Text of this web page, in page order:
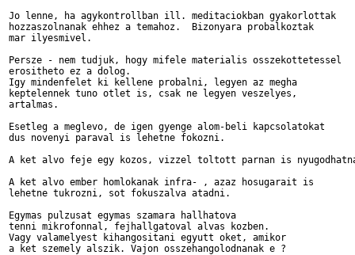
Jo lenne, ha agykontrollban ill. meditaciokban gyakorlottak
hozzaszolnanak ehhez a temahoz.  Bizonyara probalkoztak
mar ilyesmivel.
Persze - nem tudjuk, hogy mifele materialis osszekottetessel
erositheto ez a dolog.
Igy mindenfelet ki kellene probalni, legyen az megha
keptelennek tuno otlet is, csak ne legyen veszelyes,
artalmas.
Esetleg a meglevo, de igen gyenge alom-beli kapcsolatokat
dus novenyi paraval is lehetne fokozni.
A ket alvo feje egy kozos, vizzel toltott parnan is
A ket alvo ember homlokanak infra- , azaz hosugarait is
lehetne tukrozni, sot fokuszalva atadni.
Egymas pulzusat egymas szamara hallhatova
tenni mikrofonnal, fejhallgatoval alvas kozben.
Vagy valamelyest kihangositani egyutt oket, amikor
a ket szemely alszik. Vajon osszehangolodnanak e ?